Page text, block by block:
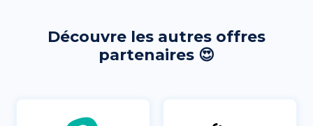
Découvre les autres offres
partenaires 😍